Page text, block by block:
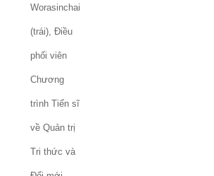
Worasinchai
(trái), Điều
phối viên
Chương
trình Tiến sĩ
về Quản trị
Tri thức và